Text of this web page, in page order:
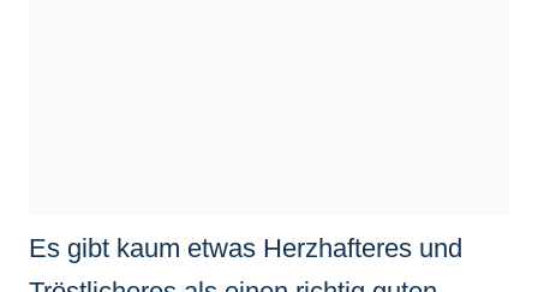
Es gibt kaum etwas Herzhafteres und